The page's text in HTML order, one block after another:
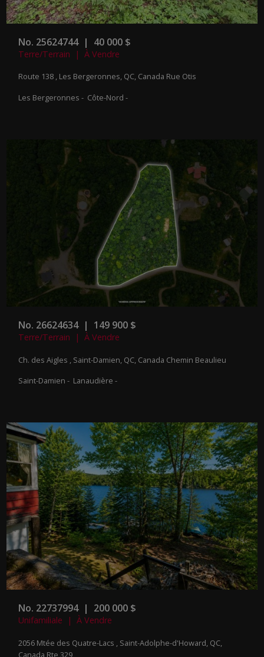
No. 25624744 | 40 000 $
Terre/Terrain | À Vendre
Route 138 , Les Bergeronnes, QC, Canada Rue Otis
Les Bergeronnes - Côte-Nord -
No. 26624634 | 149 900 $
Terre/Terrain | À Vendre
Ch. des Aigles , Saint-Damien, QC, Canada Chemin Beaulieu
Saint-Damien - Lanaudière -
No. 22737994 | 200 000 $
Unifamiliale | À Vendre
2056 Mtée des Quatre-Lacs , Saint-Adolphe-d'Howard, QC,
Canada Rte 329